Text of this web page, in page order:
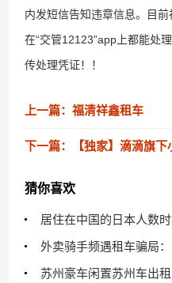
内发短信告知违章信息。目
在“交管12123”app上都能处
传处理凭证！！
上一篇：福清祥鑫租车
猜你喜欢
居住在中国的日本人数
外卖骑手频遇租车骗局：免费
苏州豪车闲置苏州车出租